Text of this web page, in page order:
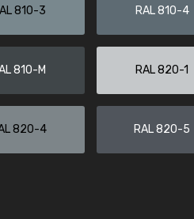
810-3 RAL 810-4
810-M RAL 820-1
820-4 RAL 820-5